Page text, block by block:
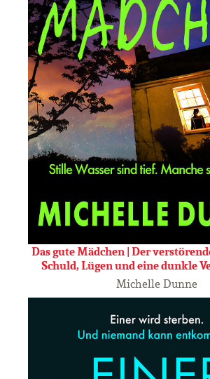
Das gute Mädchen | Der
Schuld, Lügen und eine dunkle
Michelle Dunne